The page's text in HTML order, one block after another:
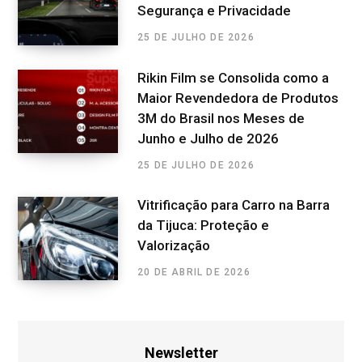
Segurança e Privacidade
25 DE JULHO DE 2026
Rikin Film se Consolida como a
Maior Revendedora de Produtos
3M do Brasil nos Meses de
Junho e Julho de 2026
25 DE JULHO DE 2026
Vitrificação para Carro na Barra
da Tijuca: Proteção e
Valorização
20 DE ABRIL DE 2026
Newsletter